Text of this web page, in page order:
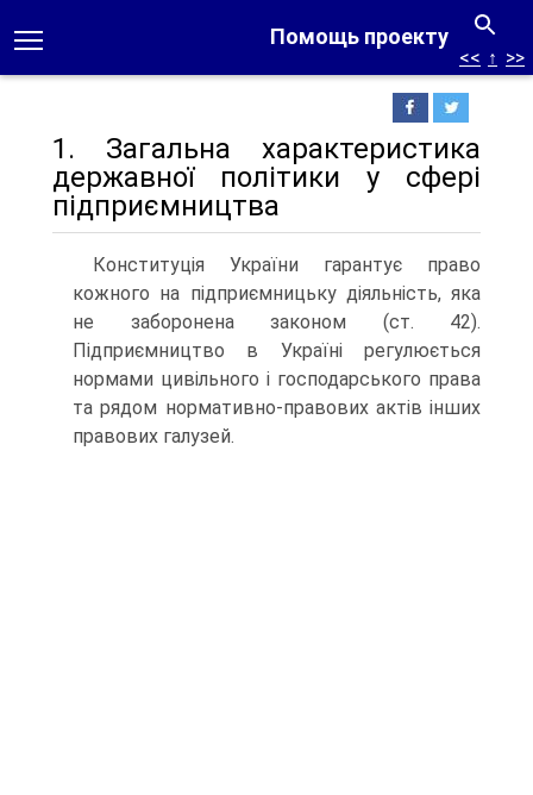
Помощь проекту
<< ↑ >>
1. Загальна характеристика
державної політики у сфері
підприємництва
Конституція України гарантує право
кожного на підприємницьку діяльність, яка
не заборонена законом (ст. 42).
Підприємництво в Україні регулюється
нормами цивільного і господарського права
та рядом нормативно-правових актів інших
правових галузей.